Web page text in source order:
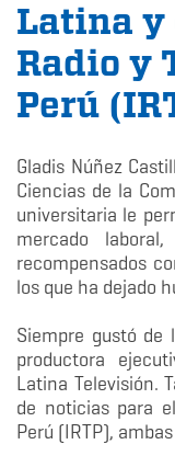
Latina y
Radio y
Perú
Gladis Núñez
Ciencias de la
universitaria le
mercado
recompensados
los que ha dejado
Siempre gustó de
productora
Latina Televisión.
de noticias para
Perú (IRTP),